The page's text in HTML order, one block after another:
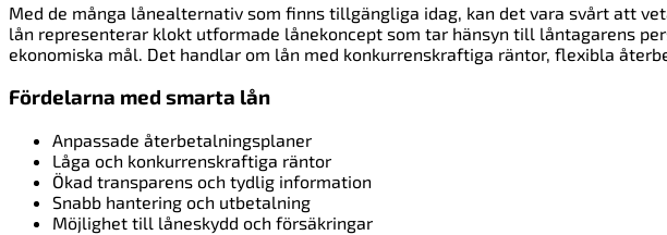
Med de många lånealternativ som finns tillgängliga idag, kan det vara svårt att
lån representerar klokt utformade lånekoncept som tar hänsyn till låntagarens
ekonomiska mål. Det handlar om lån med konkurrenskraftiga räntor, flexibla
Fördelarna med smarta lån
Anpassade återbetalningsplaner
Låga och konkurrenskraftiga räntor
Ökad transparens och tydlig information
Snabb hantering och utbetalning
Möjlighet till låneskydd och försäkringar